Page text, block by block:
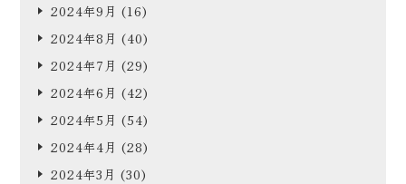
2024年9月 (16)
2024年8月 (40)
2024年7月 (29)
2024年6月 (42)
2024年5月 (54)
2024年4月 (28)
2024年3月 (30)